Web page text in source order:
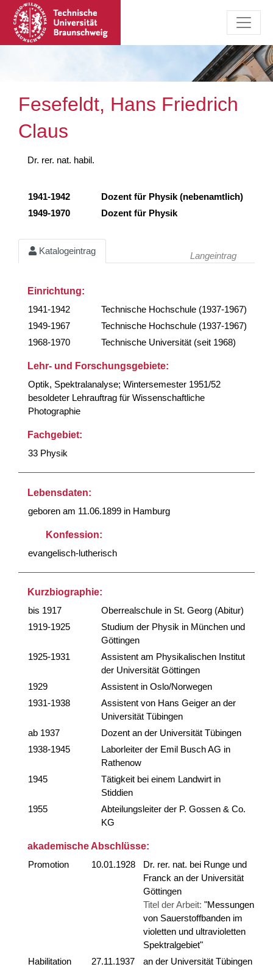
Fesefeldt, Hans Friedrich
Claus
Dr. rer. nat. habil.
1941-1942
Dozent für Physik (nebenamtlich)
1949-1970
Dozent für Physik
Katalogeintrag Langeintrag
Einrichtung:
1941-1942
Technische Hochschule (1937-1967)
1949-1967
Technische Hochschule (1937-1967)
1968-1970
Technische Universität (seit 1968)
Lehr- und Forschungsgebiete:
Optik, Spektralanalyse; Wintersemester 1951/52
besoldeter Lehrauftrag für Wissenschaftliche
Photographie
Fachgebiet:
33 Physik
Lebensdaten:
geboren am 11.06.1899 in Hamburg
Konfession:
evangelisch-lutherisch
Kurzbiographie:
bis 1917
Oberrealschule in St. Georg (Abitur)
1919-1925
Studium der Physik in München und
Göttingen
1925-1931
Assistent am Physikalischen Institut
der Universität Göttingen
1929
Assistent in Oslo/Norwegen
1931-1938
Assistent von Hans Geiger an der
Universität Tübingen
ab 1937
Dozent an der Universität Tübingen
1938-1945
Laborleiter der Emil Busch AG in
Rathenow
1945
Tätigkeit bei einem Landwirt in
Stiddien
1955
Abteilungsleiter der P. Gossen & Co.
KG
akademische Abschlüsse:
Promotion
10.01.1928
Dr. rer. nat. bei Runge und
Franck an der Universität
Göttingen
Titel der Arbeit: "Messungen
von Sauerstoffbanden im
violetten und ultravioletten
Spektralgebiet"
Habilitation
27.11.1937 an der Universität Tübingen